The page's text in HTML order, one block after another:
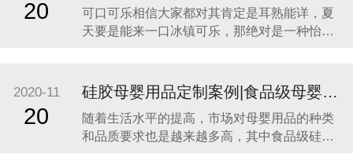
的，但绝对是他合作过众多硅胶制品
20
可口可乐相信大家都对其肯定是耳熟能详，夏
天要是能来一口冰镇可乐，那绝对是一种怡神
关联呢？ 2014年可口可乐找到我们的时候，我
们也是非常的惊讶，以为是在开玩笑。他们却
很认真的告诉我们，他们想开发一款创意有代
2020-11
20
硅胶母婴用品定制案例|食品级母婴硅胶制品
随着生活水平的提高，市场对母婴用品的种类
和品质要求也是越来越多高，其中食品级硅胶